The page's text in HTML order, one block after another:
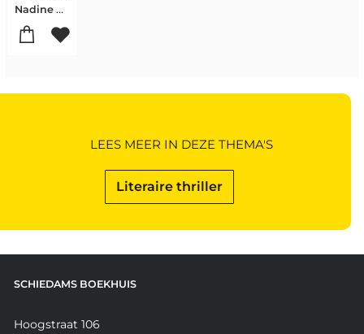
Nadine Barroso
Literaire thriller
LEES MEER IN DEZE THEMA'S
SCHIEDAMS BOEKHUIS
Hoogstraat 106